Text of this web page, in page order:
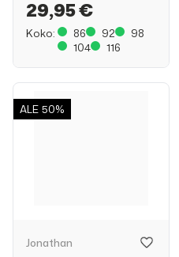
29,95 €
Koko: 86 92
98
104
116
ALE 50%
Jonathan